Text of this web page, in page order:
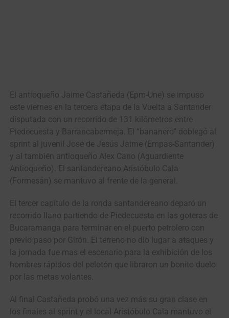
El antioqueño Jaime Castañeda (Epm-Une) se impuso
este viernes en la tercera etapa de la Vuelta a Santander
disputada con un recorrido de 131 kilómetros entre
Piedecuesta y Barrancabermeja. El “bananero” doblegó al
sprint al juvenil José de Jesús Jaime (Empas-Santander)
y al también antioqueño Alex Cano (Aguardiente
Antioqueño). El santandereano Aristóbulo Cala
(Formesán) se mantuvo al frente de la general.
El tercer capítulo de la ronda santandereano deparó un
recorrido llano partiendo de Piedecuesta en las goteras de
Bucaramanga para terminar en el puerto petrolero con
previo paso por Girón. El terreno no dio lugar a ataques y
la jornada fue mas el escenario para la exhibición de los
hombres rápidos del pelotón que libraron un bonito duelo
por las metas volantes.
Al final Castañeda probó una vez más su gran clase en
los finales al sprint y el local Aristóbulo Cala mantuvo el